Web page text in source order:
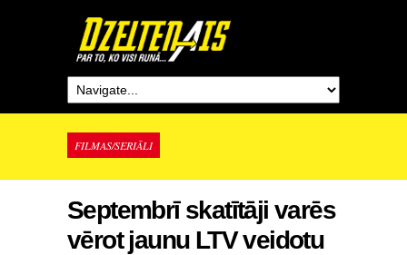
FILMAS/SERIĀLI
Septembrī skatītāji varēs
vērot jaunu LTV veidotu